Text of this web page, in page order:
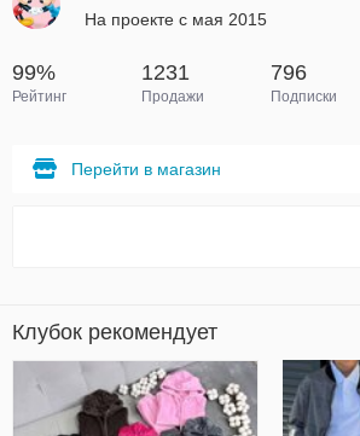
На проекте с мая 2015
99%
Рейтинг
1231
Продажи
796
Подписки
Перейти в магазин
Клубок рекомендует